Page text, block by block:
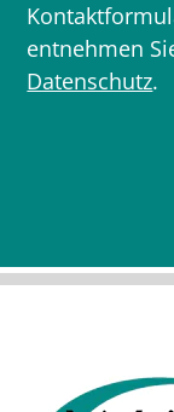
entnehmen
Datenschutz.